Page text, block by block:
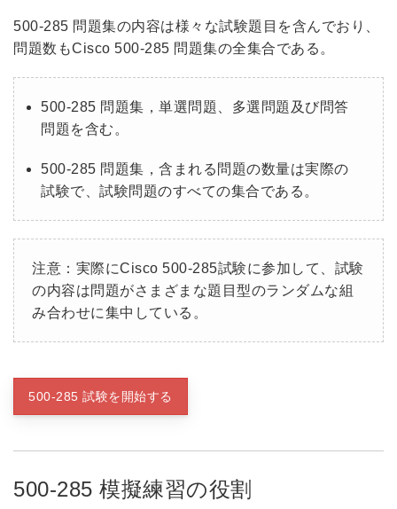
500-285 問題集の内容は様々な試験題目を含んでおり、
問題数もCisco 500-285 問題集の全集合である。
500-285 問題集，単選問題、多選問題及び問答
問題を含む。
500-285 問題集，含まれる問題の数量は実際の
試験で、試験問題のすべての集合である。
注意：実際にCisco 500-285試験に参加して、試験
の内容は問題がさまざまな題目型のランダムな組
み合わせに集中している。
500-285 試験を開始する
500-285 模擬練習の役割